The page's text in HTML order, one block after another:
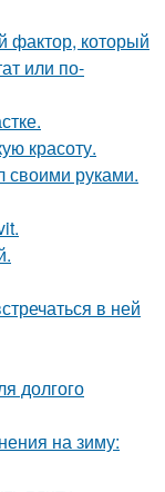
фактор, который
или по-
красоту.
своими руками.
в ней
долгого
на зиму: